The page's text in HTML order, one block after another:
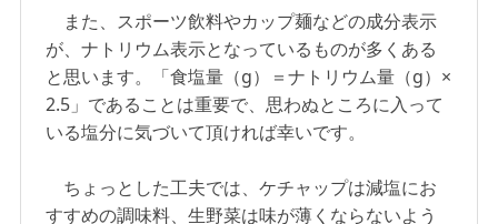
また、スポーツ飲料やカップ麺などの成分表示
が、ナトリウム表示となっているものが多くある
と思います。「食塩量（g）＝ナトリウム量（g）×
2.5」であることは重要で、思わぬところに入って
いる塩分に気づいて頂ければ幸いです。
ちょっとした工夫では、ケチャップは減塩にお
すすめの調味料、生野菜は味が薄くならないよう